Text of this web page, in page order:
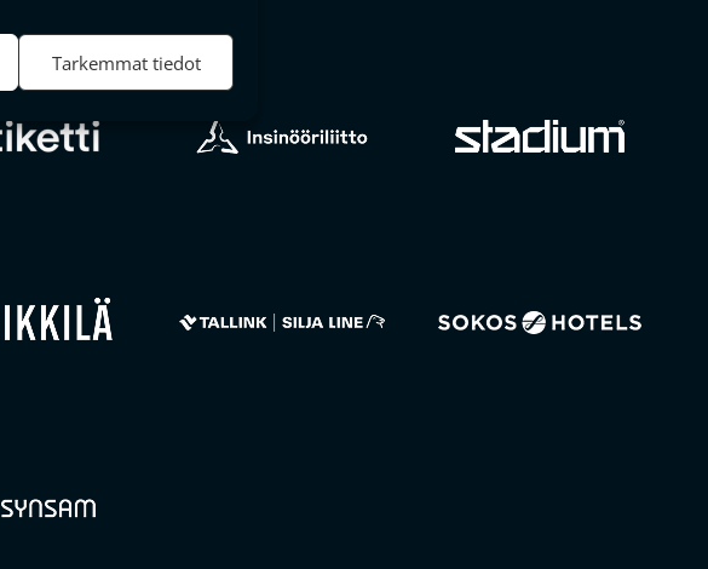
Tarkemmat tiedot